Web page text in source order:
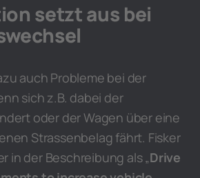
setzt aus bei
auch Probleme bei der
sich z.B. dabei der
oder der Wagen über eine
Strassenbelag fährt. Fisker
in der Beschreibung als „Drive